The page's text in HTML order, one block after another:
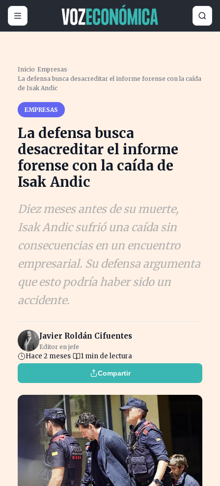
Inicio ›Empresas ›
La defensa busca desacreditar el informe forense con la caída
de Isak Andic
EMPRESAS
La defensa busca
desacreditar el informe
forense con la caída de
Isak Andic
Diez meses antes de su muerte,
Isak Andic sufrió una caída sin
consecuencias en un encuentro
empresarial. Su defensa argumenta
que esto podría haber sido un
accidente.
Javier Roldán Cifuentes
Editor en jefe
Hace 2 meses 1 min de lectura
Compartir